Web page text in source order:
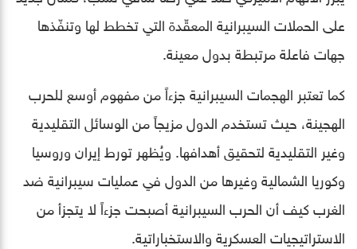
على الحملات السيبرانية المعقّدة التي تخطط لها وتنفّذها
جهات فاعلة مرتبطة بدول معينة.
كما تعتبر الهجمات السيبرانية جزءاً من مفهوم أوسع للحرب
الهجينة، حيث تستخدم الدول مزيجاً من الوسائل التقليدية
وغير التقليدية لتحقيق أهدافها. ويُظهر تورط إيران وروسيا
وكوريا الشمالية وغيرها من الدول في عمليات سيبرانية ضد
الغرب كيف أن الحرب السيبرانية أصبحت جزءاً لا يتجزأ من
الاستراتيجيات العسكرية والاستخباراتية.